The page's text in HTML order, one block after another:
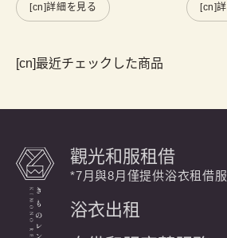
[cn]詳細を見る [cn]
[cn]最近チェックした商品
觀光和服租借
*7月與8月僅提供浴衣租借服
浴衣出租